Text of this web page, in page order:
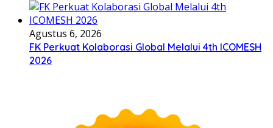
Agustus 6, 2026
FK Perkuat Kolaborasi Global Melalui 4th ICOMESH
2026